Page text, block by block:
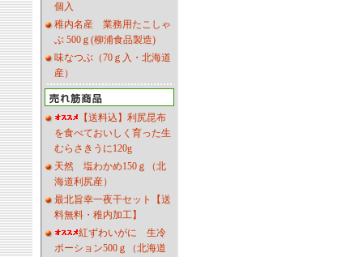
個入
稚内名産 業務用たこしゃ
ぶ 500ｇ(柳浦食品製造)
味なつぶ（70ｇ入・北海道
産）
【送料込】利尻昆布
を食べておいしく育った生
むらさきうに120g
天然 塩わかめ150ｇ（北
海道利尻産）
最北旨幸一夜干セット【送
料無料・稚内加工】
紅ずわいがに 生冷
ポーション500ｇ（北海道